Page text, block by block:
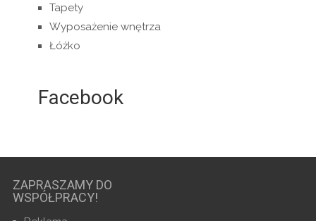
Tapety
Wyposażenie wnętrza
Łóżko
Facebook
ZAPRASZAMY DO
WSPÓŁPRACY!